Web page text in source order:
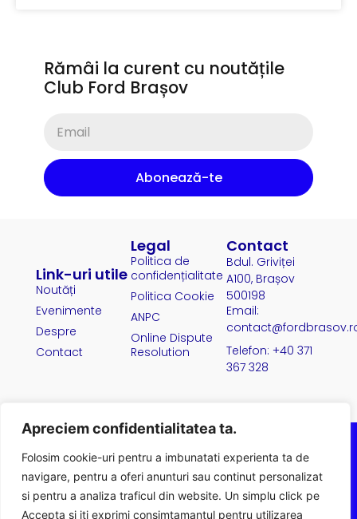
Apreciem confidentialitatea ta.
Folosim cookie-uri pentru a imbunatati experienta ta de
navigare, pentru a oferi anunturi sau continut personalizat
si pentru a analiza traficul din website. Un simplu click pe
Accepta si iti exprimi consimtamantul pentru utilizarea
Rămâi la curent cu noutățile
Club Ford Brașov
Abonează-te
Legal
Politica de
confidențialitate
Politica Cookie
ANPC
Online Dispute
Resolution
Link-uri utile
Noutăți
Evenimente
Despre
Contact
Contact
Bdul. Griviței
A100, Brașov
500198
Email:
Telefon: +40 371
367 328